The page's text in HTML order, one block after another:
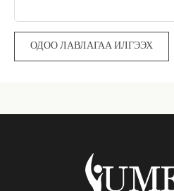
ОДОО ЛАВЛАГАА ИЛГЭЭХ